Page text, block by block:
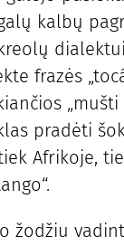
kalbų
frazės
„mušti
pradėti
Afrikoje,
žodžiu